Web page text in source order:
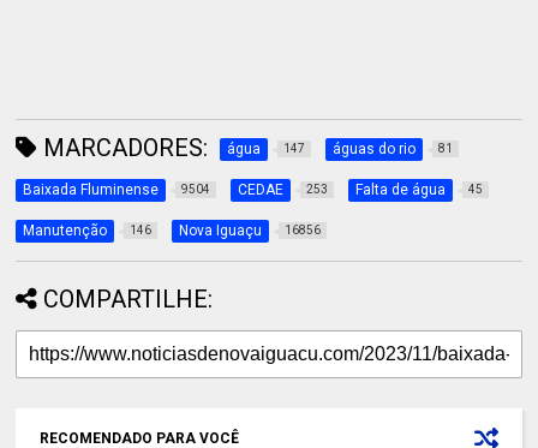
MARCADORES: água 147 águas do rio 81
Baixada Fluminense 9504 CEDAE 253 Falta de água 45
Manutenção 146 Nova Iguaçu 16856
COMPARTILHE:
RECOMENDADO PARA VOCÊ